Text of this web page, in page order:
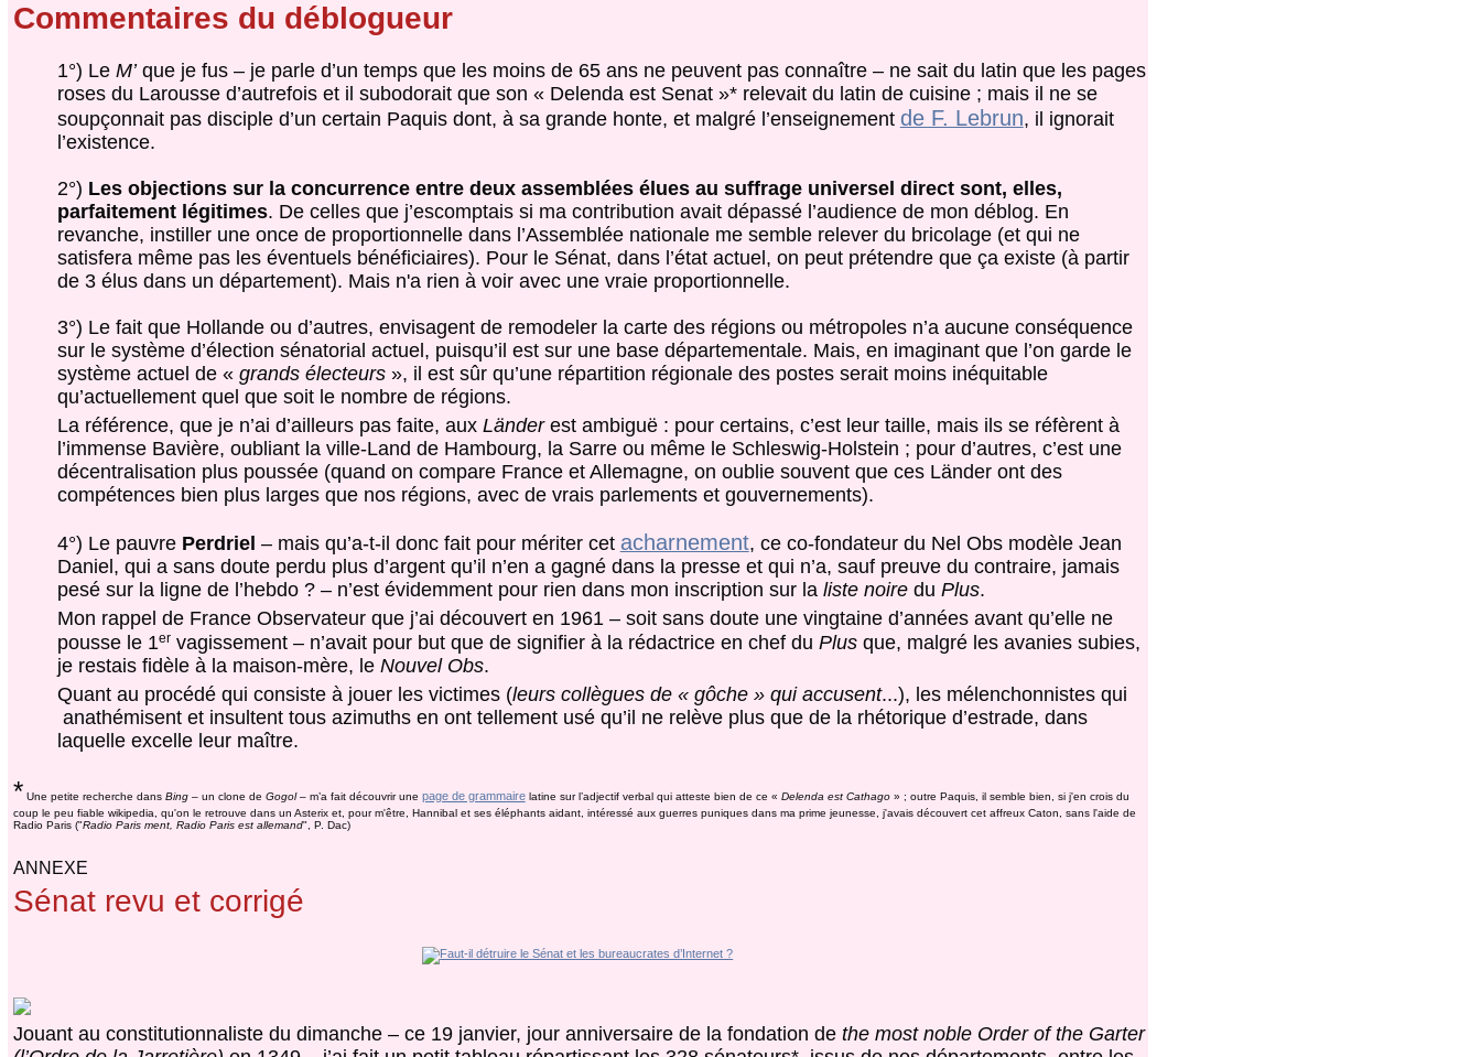
Commentaires du déblogueur
1°) Le M’que je fus – je parle d’un temps que les moins de 65 ans ne peuvent pas connaître – ne sait du latin que les pages
roses du Larousse d’autrefois et il subodorait que son « Delenda est Senat »* relevait du latin de cuisine ; mais il ne se
soupçonnait pas disciple d’un certain Paquis dont, à sa grande honte, et malgré l’enseignement de F. Lebrun, il ignorait
l’existence.
2°) Les objections sur la concurrence entre deux assemblées élues au suffrage universel direct sont, elles,
parfaitement légitimes. De celles que j’escomptais si ma contribution avait dépassé l’audience de mon déblog. En
revanche, instiller une once de proportionnelle dans l’Assemblée nationale me semble relever du bricolage (et qui ne
satisfera même pas les éventuels bénéficiaires). Pour le Sénat, dans l’état actuel, on peut prétendre que ça existe (à partir
de 3 élus dans un département). Mais n'a rien à voir avec une vraie proportionnelle.
3°) Le fait que Hollande ou d’autres, envisagent de remodeler la carte des régions ou métropoles n’a aucune conséquence
sur le système d’élection sénatorial actuel, puisqu’il est sur une base départementale. Mais, en imaginant que l’on garde le
système actuel de « grands électeurs», il est sûr qu’une répartition régionale des postes serait moins inéquitable
qu’actuellement quel que soit le nombre de régions.
La référence, que je n’ai d’ailleurs pas faite, aux Länderest ambiguë : pour certains, c’est leur taille, mais ils se réfèrent à
l’immense Bavière, oubliant la ville-Land de Hambourg, la Sarre ou même le Schleswig-Holstein ; pour d’autres, c’est une
décentralisation plus poussée (quand on compare France et Allemagne, on oublie souvent que ces Länder ont des
compétences bien plus larges que nos régions, avec de vrais parlements et gouvernements).
4°) Le pauvre Perdriel – mais qu’a-t-il donc fait pour mériter cet acharnement, ce co-fondateur du Nel Obs modèle Jean
Daniel, qui a sans doute perdu plus d’argent qu’il n’en a gagné dans la presse et qui n’a, sauf preuve du contraire, jamais
pesé sur la ligne de l’hebdo ? – n’est évidemment pour rien dans mon inscription sur la liste noiredu Plus.
Mon rappel de France Observateur que j’ai découvert en 1961 – soit sans doute une vingtaine d’années avant qu’elle ne
pousse le 1ervagissement – n’avait pour but que de signifier à la rédactrice en chef du Plusque, malgré les avanies subies,
je restais fidèle à la maison-mère, le Nouvel Obs.
Quant au procédé qui consiste à jouer les victimes (leurs collègues de « gôche » qui accusent...), les mélenchonnistes qui
anathémisent et insultent tous azimuths en ont tellement usé qu’il ne relève plus que de la rhétorique d’estrade, dans
laquelle excelle leur maître.
* Une petite recherche dans Bing– un clone de Gogol– m’a fait découvrir une page de grammairelatine sur l’adjectif verbal qui atteste bien de ce « Delenda est Cathago» ; outre Paquis, il semble bien, si j'en crois du
coup le peu fiable wikipedia, qu'on le retrouve dans un Asterix et, pour m'être, Hannibal et ses éléphants aidant, intéressé aux guerres puniques dans ma prime jeunesse, j'avais découvert cet affreux Caton, sans l'aide de
Radio Paris ("Radio Paris ment, Radio Paris est allemand", P. Dac)
ANNEXE
Sénat revu et corrigé
Jouant au constitutionnaliste du dimanche – ce 19 janvier, jour anniversaire de la fondation de the most noble Order of the Garter